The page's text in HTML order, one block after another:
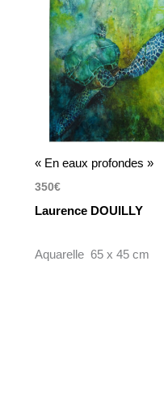
« En eaux profondes »
350€
Laurence DOUILLY
Aquarelle 65 x 45 cm